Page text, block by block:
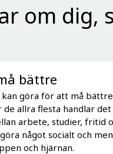
om dig,
bättre
kan göra för att må
de allra flesta handlar
arbete, studier, fritid
något socialt och
och hjärnan.